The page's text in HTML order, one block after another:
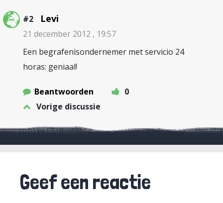
#2 Levi
21 december 2012 , 19:57
Een begrafenisondernemer met servicio 24
horas: geniaal!
Beantwoorden
0
Vorige discussie
Geef een reactie